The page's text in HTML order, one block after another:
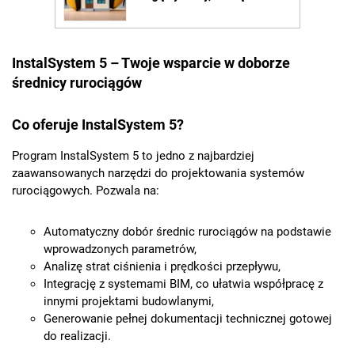
InstalSystem 5 – Twoje wsparcie w doborze
średnicy rurociągów
Co oferuje InstalSystem 5?
Program InstalSystem 5 to jedno z najbardziej
zaawansowanych narzędzi do projektowania systemów
rurociągowych. Pozwala na:
Automatyczny dobór średnic rurociągów na podstawie
wprowadzonych parametrów,
Analizę strat ciśnienia i prędkości przepływu,
Integrację z systemami BIM, co ułatwia współpracę z
innymi projektami budowlanymi,
Generowanie pełnej dokumentacji technicznej gotowej
do realizacji.